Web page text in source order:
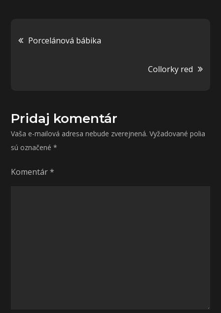
Navigácia
Porcelánová bábika
Collorky red
Pridaj komentár
Vaša e-mailová adresa nebude zverejnená. Vyžadované polia
sú označené*
Komentár*